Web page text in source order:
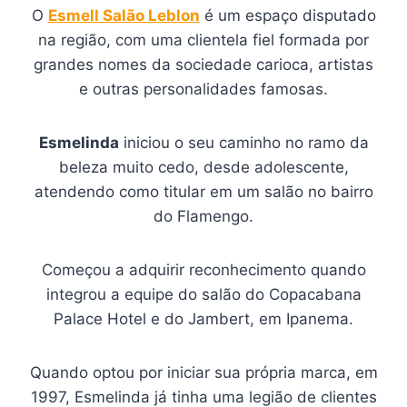
O Esmell Salão Leblon é um espaço disputado
na região, com uma clientela fiel formada por
grandes nomes da sociedade carioca, artistas
e outras personalidades famosas.
Esmelinda iniciou o seu caminho no ramo da
beleza muito cedo, desde adolescente,
atendendo como titular em um salão no bairro
do Flamengo.
Começou a adquirir reconhecimento quando
integrou a equipe do salão do Copacabana
Palace Hotel e do Jambert, em Ipanema.
Quando optou por iniciar sua própria marca, em
1997, Esmelinda já tinha uma legião de clientes